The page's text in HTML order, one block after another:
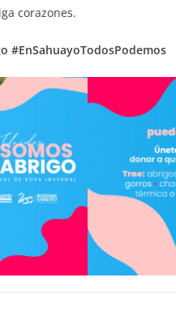
corazones.
#EnSahuayoTodosPodemos